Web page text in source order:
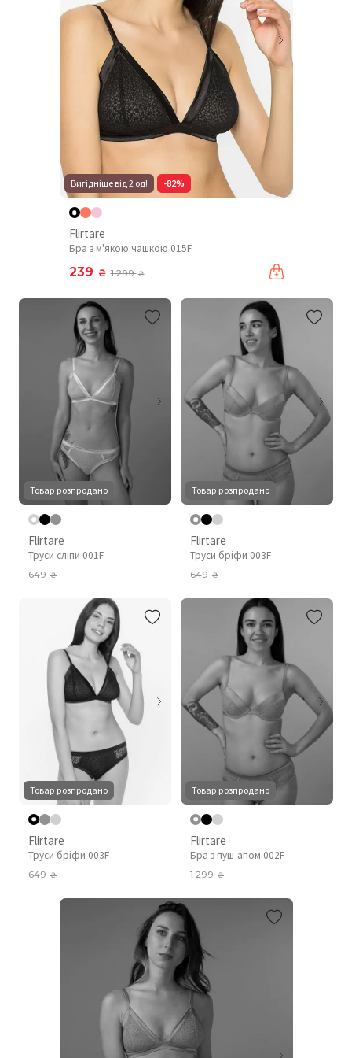
Вигідніше від 2 од! -82%
Flirtare
Бра з м'якою чашкою 015F
239 ₴ 1 299₴
Товар розпродано
Flirtare
Труси сліпи 001F
649₴
Товар розпродано
Flirtare
Труси бріфи 003F
649₴
Товар розпродано
Flirtare
Труси бріфи 003F
649₴
Товар розпродано
Flirtare
Бра з пуш-апом 002F
1 299₴